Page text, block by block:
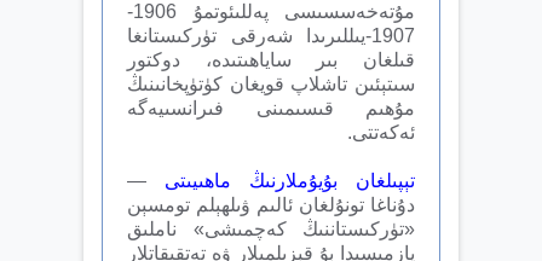
مۇتەخەسسىسى پەللىئوتمۇ 1906-
1907-يىللىرىدا شەرقى تۈركىستانغا
قىلغان بىر ساياھىتىدە، دوكتور
سىتېئىن تاشلاپ قويغان كۈتۈپخانىنىڭ
مۇھىم قىسىمىنى فىرانسىيەگە
ئەكەتتى.
تېپىلغان بۇيۇملارنىڭ ماھىيىتى —
دۇناغا تونۇلغان ئالىم ۋىلھېلم تومسېن
«تۈركىستاننىڭ كەچمىشى» ناملىق
يازمىسىدا بۇ قېزىلمىلار ۋە تەتقىقاتلار